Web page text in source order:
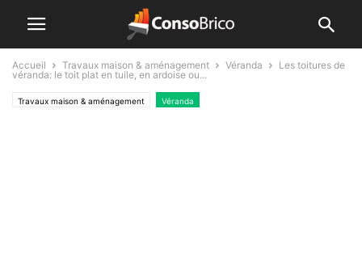
Accueil Travaux maison & aménagement Véranda
Les toitures de
véranda: le toit plat en tuile, en ardoise ou...
Travaux maison & aménagement Véranda